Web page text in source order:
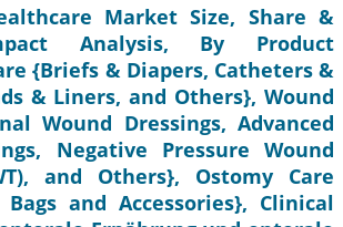
Market Size, Share &
Analysis, By Product
{Briefs & Diapers, Catheters &
& Liners, and Others}, Wound
Wound Dressings, Advanced
Negative Pressure Wound
and Others}, Ostomy Care
and Accessories}, Clinical